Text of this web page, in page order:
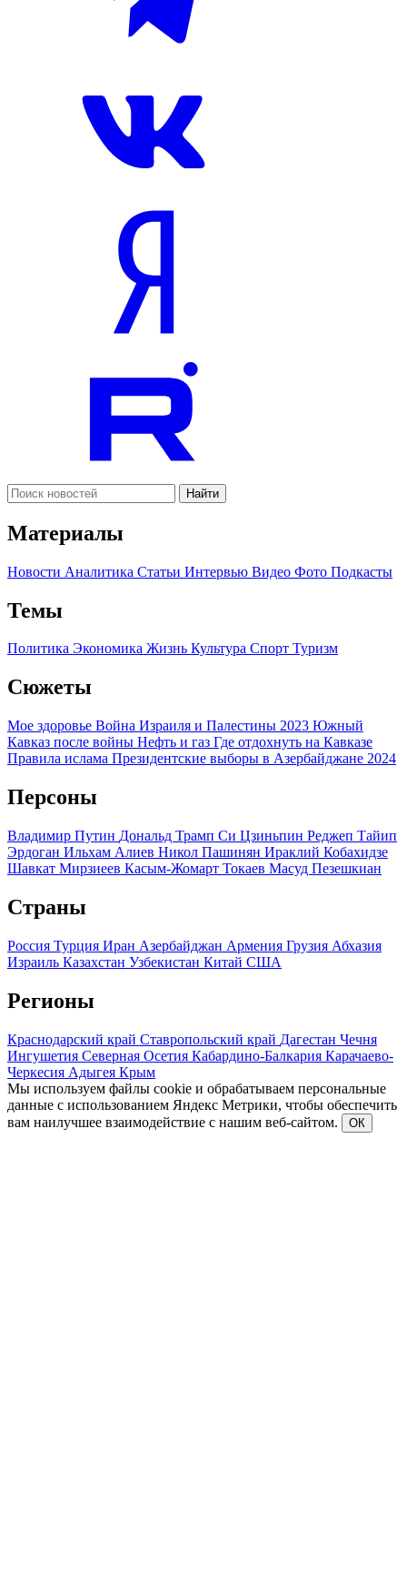
Найти
Материалы
Новости Аналитика Статьи Интервью Видео Фото Подкасты
Темы
Политика Экономика Жизнь Культура Спорт Туризм
Сюжеты
Мое здоровье Война Израиля и Палестины 2023 Южный
Кавказ после войны Нефть и газ Где отдохнуть на Кавказе
Правила ислама Президентские выборы в Азербайджане 2024
Персоны
Владимир Путин Дональд Трамп Си Цзиньпин Реджеп Тайип
Эрдоган Ильхам Алиев Никол Пашинян Ираклий Кобахидзе
Шавкат Мирзиеев Касым-Жомарт Токаев Масуд Пезешкиан
Страны
Россия Турция Иран Азербайджан Армения Грузия Абхазия
Израиль Казахстан Узбекистан Китай США
Регионы
Краснодарский край Ставропольский край Дагестан Чечня
Ингушетия Северная Осетия Кабардино-Балкария Карачаево-
Черкесия Адыгея Крым
Мы используем файлы cookie и обрабатываем персональные
данные с использованием Яндекс Метрики, чтобы обеспечить
вам наилучшее взаимодействие с нашим веб-сайтом.
ОК